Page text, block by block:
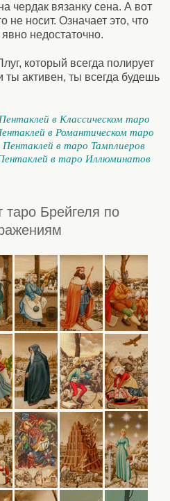
чердак вязанку сена. А вот
не носит. Означает это, что
недостаточно.
который всегда полирует
ты активен, ты всегда будешь
в Классическом таро
в Романтическом таро
в таро Тамплиеров
в таро Иллюминатов
таро Брейгеля по